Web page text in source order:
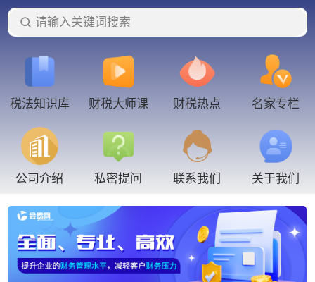
请输入关键词搜索
税法知识库 财税大师课 财税热点 名家专栏
公司介绍 私密提问 联系我们 关于我们